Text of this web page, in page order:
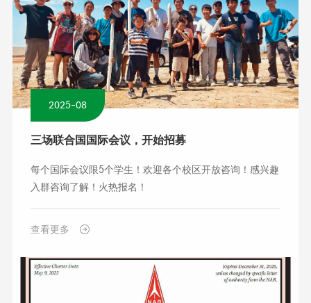
2025-08
三场联合国国际会议，开始招募
每个国际会议限5个学生！欢迎各个校区开放咨询！感兴趣
入群咨询了解！火热报名！
查看更多 